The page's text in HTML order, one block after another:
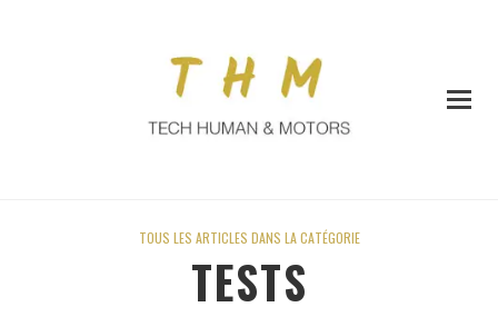
TOUS LES ARTICLES DANS LA CATÉGORIE
TESTS